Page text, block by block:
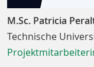
M.Sc. Patricia
Technische